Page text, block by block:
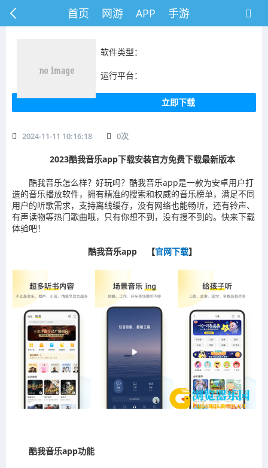
首页 网游 APP 手游
软件类型：
运行平台：
立即下载
2024-11-11 10:16:18 0次
2023酷我音乐app下载安装官方免费下载最新版本
酷我音乐怎么样？好玩吗？酷我音乐app是一款为安卓用户打
造的音乐播放软件，拥有精准的搜索和权威的音乐榜单，满足不同
用户的听歌需求，支持离线缓存，没有网络也能畅听，还有铃声、
有声读物等热门歌曲哦，只有你想不到，没有搜不到的。快来下载
体验吧！
酷我音乐app 【官网下载】
酷我音乐app功能